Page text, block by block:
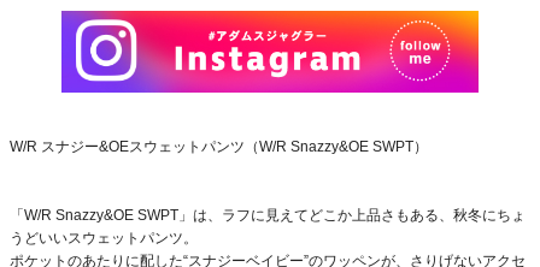
W/R スナジー&OEスウェットパンツ（W/R Snazzy&OE SWPT）
「W/R Snazzy&OE SWPT」は、ラフに見えてどこか上品さもある、秋冬にちょ
うどいいスウェットパンツ。
ポケットのあたりに配した“スナジーベイビー”のワッペンが、さりげないアクセ